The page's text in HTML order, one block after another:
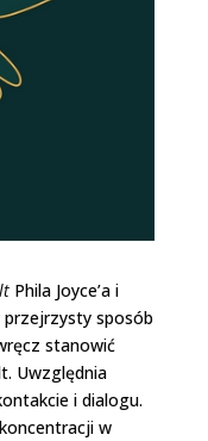
Phila Joyce’a i
sposób
stanowić
Uwzględnia
i dialogu.
w